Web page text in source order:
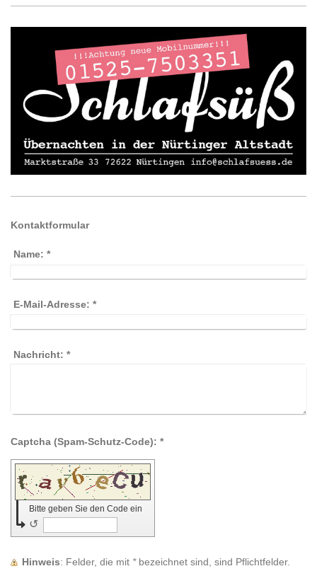
Kontaktformular
Name: *
E-Mail-Adresse: *
Nachricht: *
Captcha (Spam-Schutz-Code): *
Bitte geben Sie den Code ein
↺
Hinweis : Felder, die mit *bezeichnet sind, sind Pflichtfelder.